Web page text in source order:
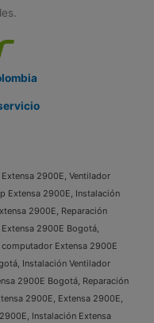
2900E, Ventilador
Extensa 2900E, Instalación
2900E, Reparación
2900E Bogotá,
Extensa 2900E
Instalación Ventilador
2900E Bogotá, Reparación
2900E, Extensa 2900E,
Instalación Extensa